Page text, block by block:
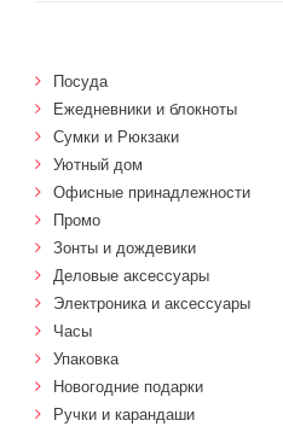
Посуда
Ежедневники и блокноты
Сумки и Рюкзаки
Уютный дом
Офисные принадлежности
Промо
Зонты и дождевики
Деловые аксессуары
Электроника и аксессуары
Часы
Упаковка
Новогодние подарки
Ручки и карандаши